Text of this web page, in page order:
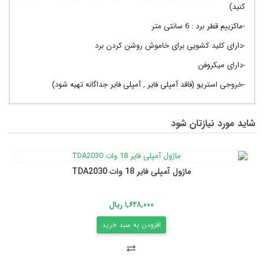
کنید)
-ماکزییم قطر برد : 6 سانتی متر
-دارای کلید کشویی برای خاموش روشن کردن برد
-دارای میکروفن
-خروجی استریو (فاقد آمپلی فایر , آمپلی فایر جداگانه تهیه شود)
شاید مورد نیازتان شود
ماژول آمپلی فایر 18 وات TDA2030
۱,۶۲۸,۰۰۰ ریال
افزودن به سبد خرید